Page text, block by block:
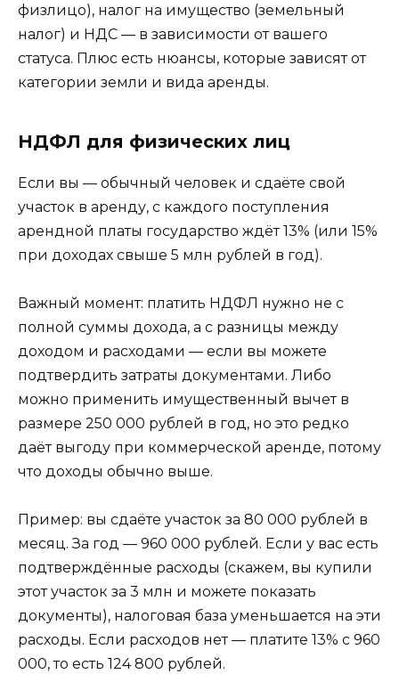
физлицо), налог на имущество (земельный
налог) и НДС — в зависимости от вашего
статуса. Плюс есть нюансы, которые зависят от
категории земли и вида аренды.
НДФЛ для физических лиц
Если вы — обычный человек и сдаёте свой
участок в аренду, с каждого поступления
арендной платы государство ждёт 13% (или 15%
при доходах свыше 5 млн рублей в год).
Важный момент: платить НДФЛ нужно не с
полной суммы дохода, а с разницы между
доходом и расходами — если вы можете
подтвердить затраты документами. Либо
можно применить имущественный вычет в
размере 250 000 рублей в год, но это редко
даёт выгоду при коммерческой аренде, потому
что доходы обычно выше.
Пример: вы сдаёте участок за 80 000 рублей в
месяц. За год — 960 000 рублей. Если у вас есть
подтверждённые расходы (скажем, вы купили
этот участок за 3 млн и можете показать
документы), налоговая база уменьшается на эти
расходы. Если расходов нет — платите 13% с 960
000, то есть 124 800 рублей.